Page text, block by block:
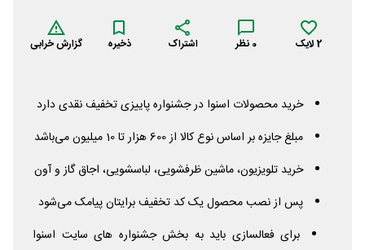
2لایک 0 نظر اشتراک ذخیره گزارش خرابی
خرید محصولات اسنوا در جشنواره پاییزی تخفیف نقدی دارد
مبلغ جایزه بر اساس نوع کالا از 600 هزار تا 10 میلیون می‌باشد
خرید تلویزیون، ماشین ظرفشویی، لباسشویی، اجاق گاز و آون
پس از نصب محصول یک کد تخفیف برایتان پیامک می‌شود
برای فعالسازی باید به بخش جشنواره های سایت اسنوا